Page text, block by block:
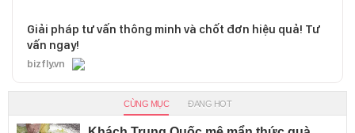
Giải pháp tư vấn thông minh và chốt đơn hiệu quả! Tư
vấn ngay!
bizfly.vn
CÙNG MỤC ĐANG HOT